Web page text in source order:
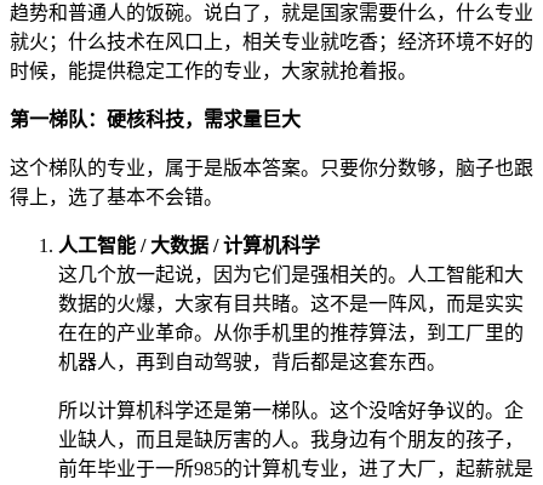
趋势和普通人的饭碗。说白了，就是国家需要什么，什么专业
就火；什么技术在风口上，相关专业就吃香；经济环境不好的
时候，能提供稳定工作的专业，大家就抢着报。
第一梯队：硬核科技，需求量巨大
这个梯队的专业，属于是版本答案。只要你分数够，脑子也跟
得上，选了基本不会错。
人工智能 / 大数据 / 计算机科学
这几个放一起说，因为它们是强相关的。人工智能和大
数据的火爆，大家有目共睹。这不是一阵风，而是实实
在在的产业革命。从你手机里的推荐算法，到工厂里的
机器人，再到自动驾驶，背后都是这套东西。
所以计算机科学还是第一梯队。这个没啥好争议的。企
业缺人，而且是缺厉害的人。我身边有个朋友的孩子，
前年毕业于一所985的计算机专业，进了大厂，起薪就是